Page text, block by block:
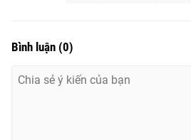
Bình luận (0)